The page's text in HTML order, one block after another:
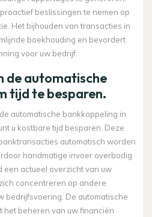
beslissingen te nemen op
Het bijhouden van transacties in
boekhouding en bevordert
voor uw bedrijf.
de automatische
tijd te besparen.
automatische bankkoppeling in
u kostbare tijd besparen. Deze
automatisch worden
handmatige invoer overbodig
een actueel overzicht van uw
concentreren op andere
bedrijfsvoering. De automatische
het beheren van uw financiën